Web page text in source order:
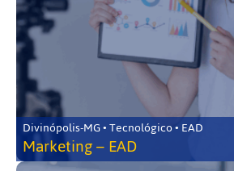
Divinópolis-MG • Tecnológico • EAD
Marketing – EAD